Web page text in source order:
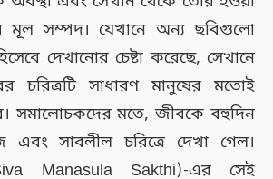
মূল সম্পদ। যেখানে অন্য ছবিগুলো
দেখানোর চেষ্টা করেছে, সেখানে
চরিত্রটি সাধারণ মানুষের মতোই
সমালোচকদের মতে, জীবকে বহুদিন
সাবলীল চরিত্রে দেখা গেল।
Manasula Sakthi)-এর সেই